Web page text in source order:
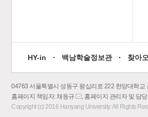
HY-in 백남학술정보관 찾아
04763 서울특별시 성동구 왕십리로 222 한양대학
홈페이지 책임자: 채동규 이
메
, 홈페이지 관리자 및 담
Copyright (c) 2016 Hanyang University. All Rights